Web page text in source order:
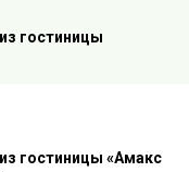
гостиницы
гостиницы «Амакс